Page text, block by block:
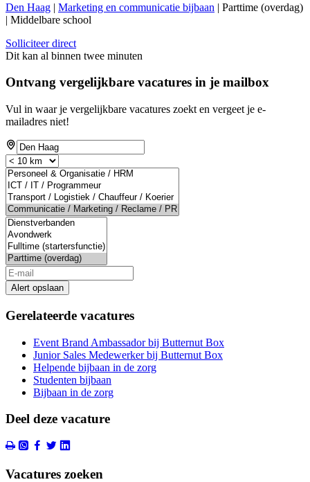
Den Haag | Marketing en communicatie bijbaan | Parttime (overdag)
| Middelbare school
Solliciteer direct
Dit kan al binnen twee minuten
Ontvang vergelijkbare vacatures in je mailbox
Vul in waar je vergelijkbare vacatures zoekt en vergeet je e-
mailadres niet!
Alert opslaan
Gerelateerde vacatures
Event Brand Ambassador bij Butternut Box
Junior Sales Medewerker bij Butternut Box
Helpende bijbaan in de zorg
Studenten bijbaan
Bijbaan in de zorg
Deel deze vacature
Vacatures zoeken